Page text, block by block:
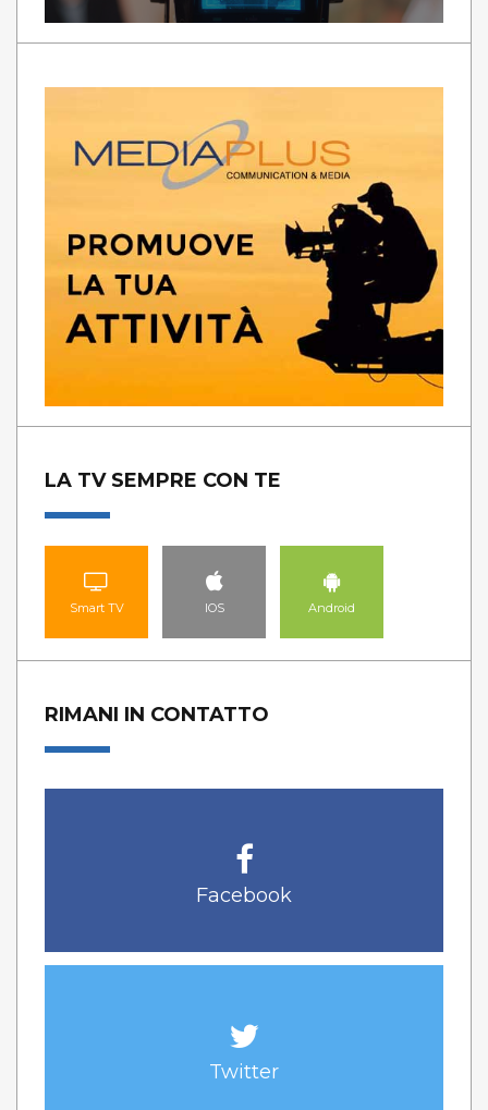
LA TV SEMPRE CON TE
Smart TV IOS Android
RIMANI IN CONTATTO
Facebook
Twitter